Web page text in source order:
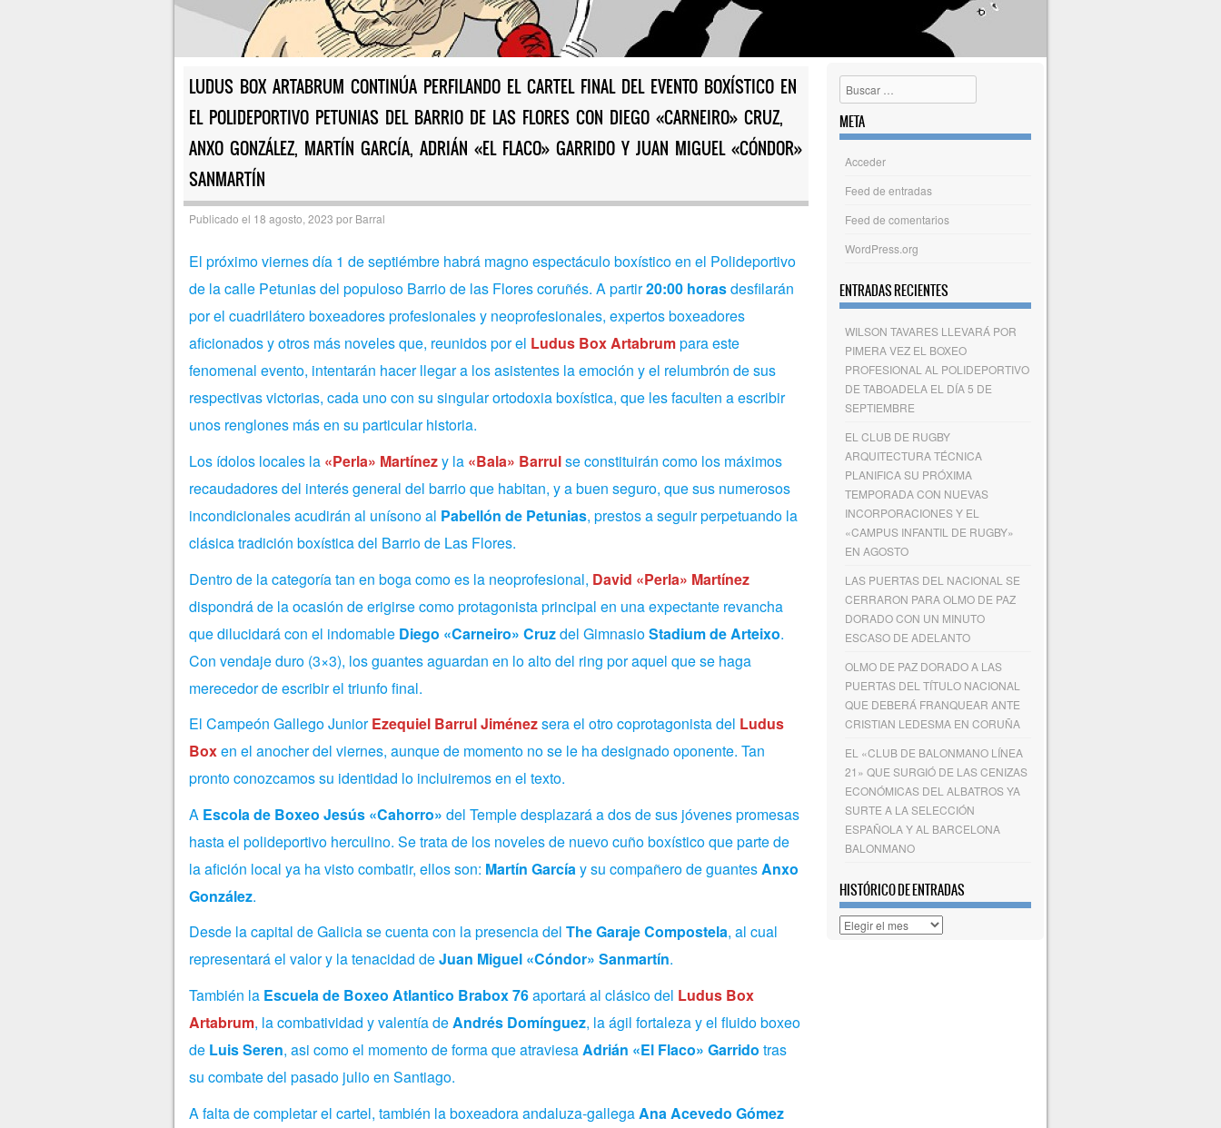
LUDUS BOX ARTABRUM CONTINÚA PERFILANDO EL CARTEL FINAL DEL EVENTO BOXÍSTICO EN
EL POLIDEPORTIVO PETUNIAS DEL BARRIO DE LAS FLORES CON DIEGO «CARNEIRO» CRUZ,
ANXO GONZÁLEZ, MARTÍN GARCÍA, ADRIÁN «EL FLACO» GARRIDO Y JUAN MIGUEL «CÓNDOR»
SANMARTÍN
Publicado el 18 agosto, 2023 por Barral
El próximo viernes día 1 de septiémbre habrá magno espectáculo boxístico en el Polideportivo
de la calle Petunias del populoso Barrio de las Flores coruñés. A partir20:00 horasdesfilarán
por el cuadrilátero boxeadores profesionales y neoprofesionales, expertos boxeadores
aficionados y otros más noveles que, reunidos por el Ludus Box Artabrumpara este
fenomenal evento, intentarán hacer llegar a los asistentes la emoción y el relumbrón de sus
respectivas victorias, cada uno con su singular ortodoxia boxística, que les faculten a escribir
unos renglones más en su particular historia.
Los ídolos locales la «Perla» Martínezy la «Bala» Barrulse constituirán como los máximos
recaudadores del interés general del barrio que habitan, y a buen seguro, que sus numerosos
incondicionales acudirán al unísono al Pabellón de Petunias, prestos a seguir perpetuando la
clásica tradición boxística del Barrio de Las Flores.
Dentro de la categoría tan en boga como es la neoprofesional, David «Perla» Martínez
dispondrá de la ocasión de erigirse como protagonista principal en una expectante revancha
que dilucidará con el indomable Diego «Carneiro» Cruzdel GimnasioStadium de Arteixo.
Con vendaje duro (3×3), los guantes aguardan en lo alto del ring por aquel que se haga
merecedor de escribir el triunfo final.
El Campeón Gallego JuniorEzequiel Barrul Jiménezsera el otro coprotagonista del Ludus
Boxen el anocher del viernes, aunque de momento no se le ha designado oponente. Tan
pronto conozcamos su identidad lo incluiremos en el texto.
A Escola de Boxeo Jesús «Cahorro» del Temple desplazará a dos de sus jóvenes promesas
hasta el polideportivo herculino. Se trata de los noveles de nuevo cuño boxístico que parte de
la afición local ya ha visto combatir, ellos son: Martín Garcíay su compañero de guantesAnxo
González.
Desde la capital de Galicia se cuenta con la presencia del The Garaje Compostela, al cual
representará el valor y la tenacidad deJuan Miguel «Cóndor» Sanmartín.
También la Escuela de Boxeo Atlantico Brabox 76aportará al clásico del Ludus Box
Artabrum, la combatividad y valentía deAndrés Domínguez, la ágil fortaleza y el fluido boxeo
de Luis Seren, asi como el momento de forma que atraviesaAdrián «El Flaco» Garrido tras
su combate del pasado julio en Santiago.
A falta de completar el cartel, también la boxeadora andaluza-gallega Ana Acevedo Gómez
Buscar
META
Acceder
Feed de entradas
Feed de comentarios
WordPress.org
ENTRADAS RECIENTES
WILSON TAVARES LLEVARÁ POR
PIMERA VEZ EL BOXEO
PROFESIONAL AL POLIDEPORTIVO
DE TABOADELA EL DÍA 5 DE
SEPTIEMBRE
EL CLUB DE RUGBY
ARQUITECTURA TÉCNICA
PLANIFICA SU PRÓXIMA
TEMPORADA CON NUEVAS
INCORPORACIONES Y EL
«CAMPUS INFANTIL DE RUGBY»
EN AGOSTO
LAS PUERTAS DEL NACIONAL SE
CERRARON PARA OLMO DE PAZ
DORADO CON UN MINUTO
ESCASO DE ADELANTO
OLMO DE PAZ DORADO A LAS
PUERTAS DEL TÍTULO NACIONAL
QUE DEBERÁ FRANQUEAR ANTE
CRISTIAN LEDESMA EN CORUÑA
EL «CLUB DE BALONMANO LÍNEA
21» QUE SURGIÓ DE LAS CENIZAS
ECONÓMICAS DEL ALBATROS YA
SURTE A LA SELECCIÓN
ESPAÑOLA Y AL BARCELONA
BALONMANO
HISTÓRICO DE ENTRADAS
Histórico